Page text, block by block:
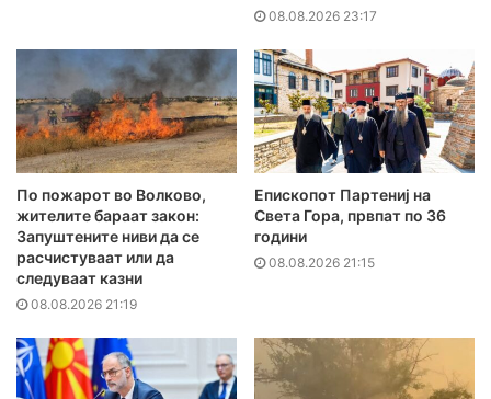
08.08.2026 23:17
По пожарот во Волково,
жителите бараат закон:
Запуштените ниви да се
расчистуваат или да
следуваат казни
08.08.2026 21:19
Епископот Партениј на
Света Гора, првпат по 36
години
08.08.2026 21:15